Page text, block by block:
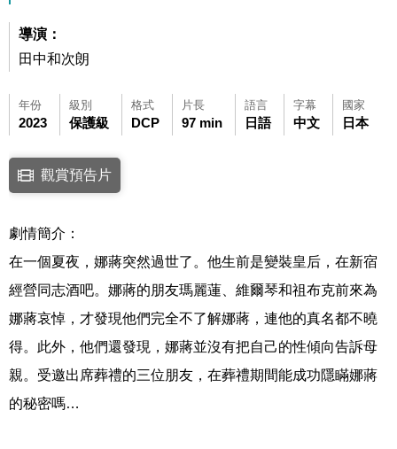
導演：
田中和次朗
年份
2023
級別
保護級
格式
DCP
片長
97 min
語言
日語
字幕
中文
國家
日本
點擊下列連結開啟視窗後，可使用鍵盤Tab鍵移至影片中央播放鍵，再
連結至Youtube網站觀看此影片(開新視窗)
觀賞預告片
劇情簡介：
在一個夏夜，娜蔣突然過世了。他生前是變裝皇后，在新宿
經營同志酒吧。娜蔣的朋友瑪麗蓮、維爾琴和祖布克前來為
娜蔣哀悼，才發現他們完全不了解娜蔣，連他的真名都不曉
得。此外，他們還發現，娜蔣並沒有把自己的性傾向告訴母
親。受邀出席葬禮的三位朋友，在葬禮期間能成功隱瞞娜蔣
的秘密嗎…